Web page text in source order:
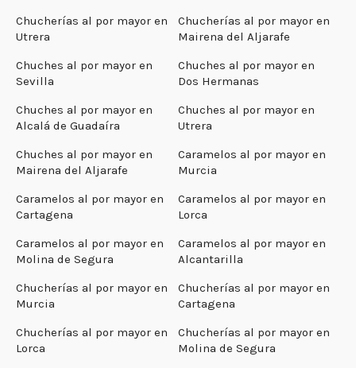
Chucherías al por mayor en
Utrera
Chucherías al por mayor en
Mairena del Aljarafe
Chuches al por mayor en
Sevilla
Chuches al por mayor en
Dos Hermanas
Chuches al por mayor en
Alcalá de Guadaíra
Chuches al por mayor en
Utrera
Chuches al por mayor en
Mairena del Aljarafe
Caramelos al por mayor en
Murcia
Caramelos al por mayor en
Cartagena
Caramelos al por mayor en
Lorca
Caramelos al por mayor en
Molina de Segura
Caramelos al por mayor en
Alcantarilla
Chucherías al por mayor en
Murcia
Chucherías al por mayor en
Cartagena
Chucherías al por mayor en
Lorca
Chucherías al por mayor en
Molina de Segura